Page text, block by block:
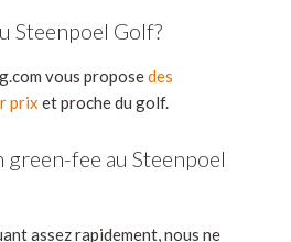
Steenpoel Golf?
vous proposedes
prix et proche du golf.
green-fee au Steenpoel
assez rapidement, nous ne